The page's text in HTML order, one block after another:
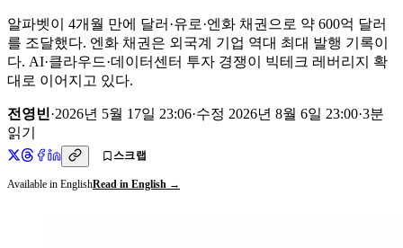
알파벳이 4개월 만에 달러·유로·엔화 채권으로 약 600억 달러
를 조달했다. 엔화 채권은 외국계 기업 역대 최대 발행 기록이
다. AI·클라우드·데이터센터 투자 경쟁이 빅테크 레버리지 확
대로 이어지고 있다.
전영빈·2026년 5월 17일 23:06·수정 2026년 8월 6일 23:00·3분
읽기
스크랩
Available in EnglishRead in English →